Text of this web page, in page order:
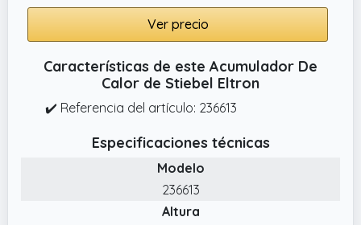
Ver precio
Características de este Acumulador De
Calor de Stiebel Eltron
✔️ Referencia del artículo: 236613
Especificaciones técnicas
Modelo
236613
Altura